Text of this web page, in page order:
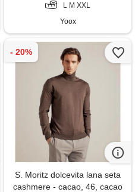
L M XXL
Yoox
S. Moritz dolcevita lana seta
cashmere - cacao, 46, cacao